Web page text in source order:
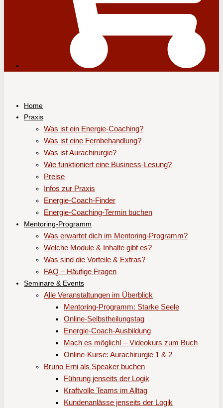
Home
Praxis
Was ist ein Energie-Coaching?
Was ist eine Fernbehandlung?
Was ist Aurachirurgie?
Wie funktioniert eine Business-Lesung?
Preise
Infos zur Praxis
Energie-Coach-Finder
Energie-Coaching-Termin buchen
Mentoring-Programm
Was erwartet dich im Mentoring-Programm?
Welche Module & Inhalte gibt es?
Was sind die Vorteile & Extras?
FAQ – Häufige Fragen
Seminare & Events
Alle Veranstaltungen im Überblick
Mentoring-Programm: Starke Seele
Online-Selbstheilungstag
Energie-Coach-Ausbildung
Mach es möglich! – Videokurs zum Buch
Online-Kurse: Aurachirurgie 1 & 2
Bruno Erni als Speaker buchen
Führung jenseits der Logik
Kraftvolle Teams im Alltag
Kundenanlässe jenseits der Logik